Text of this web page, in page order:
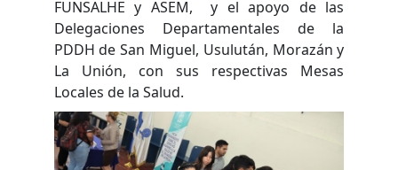
FUNSALHE y ASEM, y el apoyo de las
Delegaciones Departamentales de la
PDDH de San Miguel, Usulután, Morazán y
La Unión, con sus respectivas Mesas
Locales de la Salud.